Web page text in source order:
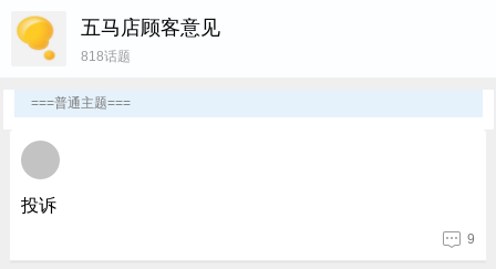
五马店顾客意见
818话题
===普通主题===
投诉
9